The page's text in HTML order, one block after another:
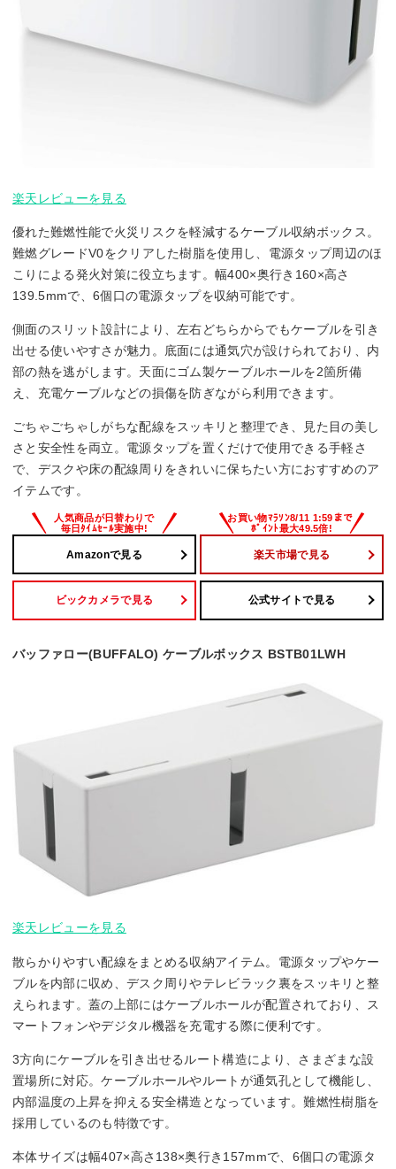
楽天レビューを見る
優れた難燃性能で火災リスクを軽減するケーブル収納ボックス。
難燃グレードV0をクリアした樹脂を使用し、電源タップ周辺のほ
こりによる発火対策に役立ちます。幅400×奥行き160×高さ
139.5mmで、6個口の電源タップを収納可能です。
側面のスリット設計により、左右どちらからでもケーブルを引き
出せる使いやすさが魅力。底面には通気穴が設けられており、内
部の熱を逃がします。天面にゴム製ケーブルホールを2箇所備
え、充電ケーブルなどの損傷を防ぎながら利用できます。
ごちゃごちゃしがちな配線をスッキリと整理でき、見た目の美し
さと安全性を両立。電源タップを置くだけで使用できる手軽さ
で、デスクや床の配線周りをきれいに保ちたい方におすすめのア
イテムです。
Amazonで見る 楽天市場で見る
ビックカメラで見る 公式サイトで見る
バッファロー(BUFFALO) ケーブルボックス BSTB01LWH
楽天レビューを見る
散らかりやすい配線をまとめる収納アイテム。電源タップやケー
ブルを内部に収め、デスク周りやテレビラック裏をスッキリと整
えられます。蓋の上部にはケーブルホールが配置されており、ス
マートフォンやデジタル機器を充電する際に便利です。
3方向にケーブルを引き出せるルート構造により、さまざまな設
置場所に対応。ケーブルホールやルートが通気孔として機能し、
内部温度の上昇を抑える安全構造となっています。難燃性樹脂を
採用しているのも特徴です。
本体サイズは幅407×高さ138×奥行き157mmで、6個口の電源タ